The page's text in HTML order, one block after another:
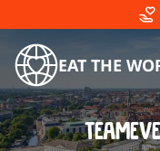
EAT THE
Kulinarische